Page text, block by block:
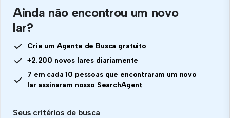
Ainda não encontrou um novo
lar?
Crie um Agente de Busca gratuito
+2.200 novos lares diariamente
7 em cada 10 pessoas que encontraram um novo
lar assinaram nosso SearchAgent
Seus critérios de busca